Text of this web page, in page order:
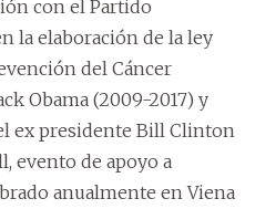
con el Partido
la elaboración de la ley
del Cáncer
Obama (2009-2017) y
ex presidente Bill Clinton
evento de apoyo a
anualmente en Viena